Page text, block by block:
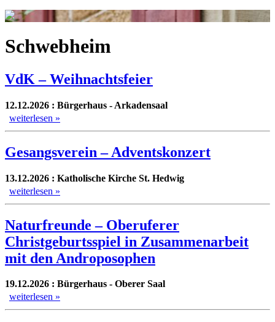
Schwebheim
VdK – Weihnachtsfeier
12.12.2026 : Bürgerhaus - Arkadensaal
weiterlesen »
Gesangsverein – Adventskonzert
13.12.2026 : Katholische Kirche St. Hedwig
weiterlesen »
Naturfreunde – Oberuferer
Christgeburtsspiel in Zusammenarbeit
mit den Androposophen
19.12.2026 : Bürgerhaus - Oberer Saal
weiterlesen »